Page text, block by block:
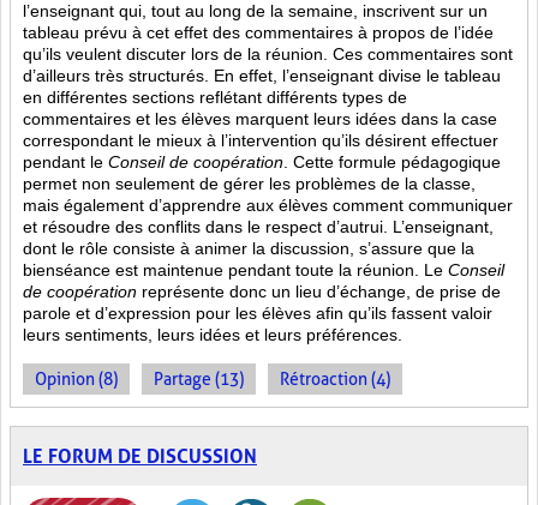
l’enseignant qui, tout au long de la semaine, inscrivent sur un
tableau prévu à cet effet des commentaires à propos de l’idée
qu’ils veulent discuter lors de la réunion. Ces commentaires sont
d’ailleurs très structurés. En effet, l’enseignant divise le tableau
en différentes sections reflétant différents types de
commentaires et les élèves marquent leurs idées dans la case
correspondant le mieux à l’intervention qu’ils désirent effectuer
pendant le Conseil de coopération . Cette formule pédagogique
permet non seulement de gérer les problèmes de la classe,
mais également d’apprendre aux élèves comment communiquer
et résoudre des conflits dans le respect d’autrui. L’enseignant,
dont le rôle consiste à animer la discussion, s’assure que la
bienséance est maintenue pendant toute la réunion. Le Conseil
de coopération représente donc un lieu d’échange, de prise de
parole et d’expression pour les élèves afin qu’ils fassent valoir
leurs sentiments, leurs idées et leurs préférences.
Opinion (8) Partage (13) Rétroaction (4)
LE FORUM DE DISCUSSION